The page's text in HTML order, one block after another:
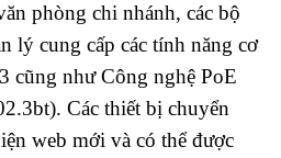
phòng chi nhánh, các bộ
lý cung cấp các tính năng cơ
cũng như Công nghệ PoE
Các thiết bị chuyển
web mới và có thể được